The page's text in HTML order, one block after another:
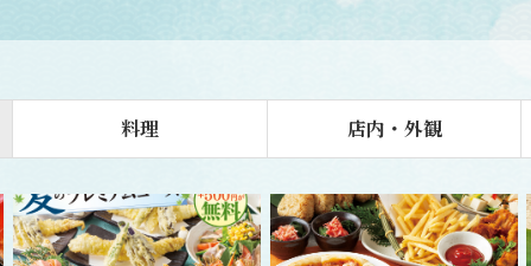
料理 店内・外観